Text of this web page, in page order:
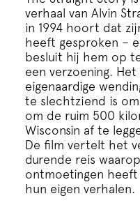
Onderwijs
ECI Cultuurcafé
Over ons
Contact
verhaal van Alvin
in 1994 hoort dat
heeft gesproken –
besluit hij hem op
een verzoening.
eigenaardige
te slechtziend is
om de ruim 500
Wisconsin af te
De film vertelt het
durende reis
ontmoetingen
hun eigen verhalen.